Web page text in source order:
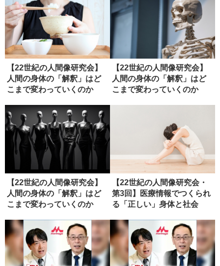
【22世紀の人間像研究会】
人間の身体の「解釈」はど
こまで変わっていくのか
【22世紀の人間像研究会】
人間の身体の「解釈」はど
こまで変わっていくのか
【22世紀の人間像研究会】
人間の身体の「解釈」はど
こまで変わっていくのか
【22世紀の人間像研究会・
第3回】医療情報でつくられ
る「正しい」身体と社会